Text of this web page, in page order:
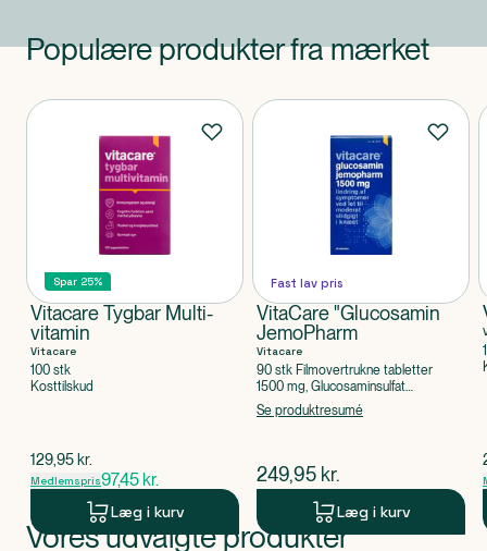
Populære produkter fra mærket
Produkter
Spar 25%
Vitacare Tygbar Multi-
vitamin
Vitacare
100 stk
Kosttilskud
$gammel pris
129,95 kr.
Medlemspris97,45 kr.
Læg i kurv
Fast lav pris
VitaCare "Glucosamin
JemoPharm
Vitacare
90 stk Filmovertrukne tabletter
1500 mg, Glucosaminsulfat
natriumchlorid
Se produktresumé
$nuværende pris
249,95 kr.
Læg i kurv
Produkt 1 af 0
Vores udvalgte produkter